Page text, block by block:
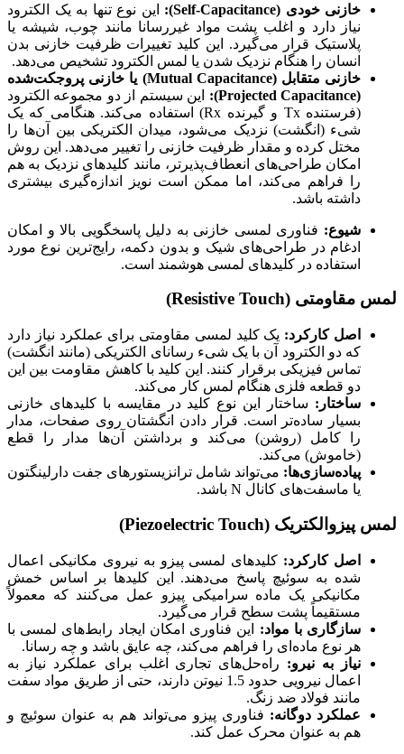
خازنی خودی (Self-Capacitance):
این نوع تنها به یک الکترود
نیاز دارد و اغلب پشت مواد غیررسانا مانند چوب، شیشه یا
پلاستیک قرار می‌گیرد. این کلید تغییرات ظرفیت خازنی بدن
انسان را هنگام نزدیک شدن یا لمس الکترود تشخیص می‌دهد.
خازنی متقابل (Mutual Capacitance) یا خازنی پروجکت‌شده
(Projected Capacitance):
این سیستم از دو مجموعه الکترود
(فرستنده Tx و گیرنده Rx) استفاده می‌کند. هنگامی که یک
شیء (انگشت) نزدیک می‌شود، میدان الکتریکی بین آن‌ها را
مختل کرده و مقدار ظرفیت خازنی را تغییر می‌دهد. این روش
امکان طراحی‌های انعطاف‌پذیرتر، مانند کلیدهای نزدیک به هم
را فراهم می‌کند، اما ممکن است نویز اندازه‌گیری بیشتری
داشته باشد.
شیوع: فناوری لمسی خازنی به دلیل پاسخگویی بالا و امکان
ادغام در طراحی‌های شیک و بدون دکمه، رایج‌ترین نوع مورد
استفاده در کلیدهای لمسی هوشمند است.
لمس مقاومتی (Resistive Touch)
اصل کارکرد: یک کلید لمسی مقاومتی برای عملکرد نیاز دارد
که دو الکترود آن با یک شیء رسانای الکتریکی (مانند انگشت)
تماس فیزیکی برقرار کنند. این کلید با کاهش مقاومت بین این
دو قطعه فلزی هنگام لمس کار می‌کند.
ساختار: ساختار این نوع کلید در مقایسه با کلیدهای خازنی
بسیار ساده‌تر است. قرار دادن انگشتان روی صفحات، مدار
را کامل (روشن) می‌کند و برداشتن آن‌ها مدار را قطع
(خاموش) می‌کند.
پیاده‌سازی‌ها: می‌تواند شامل ترانزیستورهای جفت دارلینگتون
یا ماسفت‌های کانال N باشد.
لمس پیزوالکتریک (Piezoelectric Touch)
اصل کارکرد: کلیدهای لمسی پیزو به نیروی مکانیکی اعمال
شده به سوئیچ پاسخ می‌دهند. این کلیدها بر اساس خمش
مکانیکی یک ماده سرامیکی پیزو عمل می‌کنند که معمولاً
مستقیماً پشت سطح قرار می‌گیرد.
سازگاری با مواد: این فناوری امکان ایجاد رابط‌های لمسی با
هر نوع ماده‌ای را فراهم می‌کند، چه عایق باشد و چه رسانا.
نیاز به نیرو: راه‌حل‌های تجاری اغلب برای عملکرد نیاز به
اعمال نیرویی حدود 1.5 نیوتن دارند، حتی از طریق مواد سفت
مانند فولاد ضد زنگ.
عملکرد دوگانه: فناوری پیزو می‌تواند هم به عنوان سوئیچ و
هم به عنوان محرک عمل کند.